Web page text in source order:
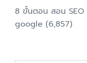
8 ขั้นตอน สอน SEO
google (6,857)